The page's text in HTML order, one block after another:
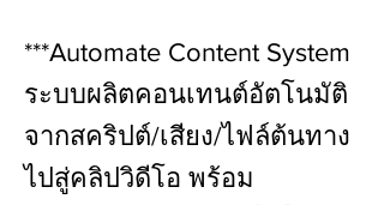
***Automate Content System
ระบบผลิตคอนเทนต์อัตโนมัติ
จากสคริปต์/เสียง/ไฟล์ต้นทาง
ไปสู่คลิปวิดีโอ พร้อม